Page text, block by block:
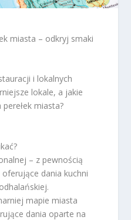
miasta – odkryj smaki
i lokalnych
lokale, a jakie
miasta?
– z pewnością
dania kuchni
mapie miasta
dania oparte na